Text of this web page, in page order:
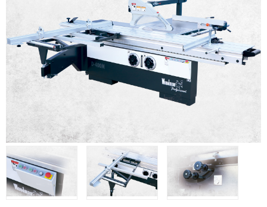
Clavadoras Batería
Herramientas varias
Grapadoras Bateria
Clavadoras Neumáticas Freeman
Grapadoras Neumáticas Freeman
Grapadoras manuales Freeman
UNICAIR
Compresores Tornillo
Secadores
Clavadoras
Grapadoras